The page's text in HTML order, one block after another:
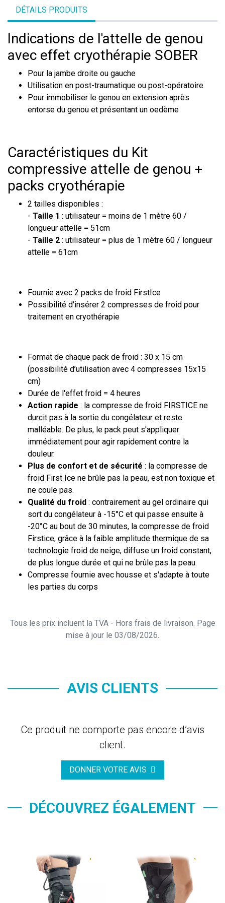
DÉTAILS PRODUITS
Indications de l'attelle de genou
avec effet cryothérapie SOBER
Pour la jambe droite ou gauche
Utilisation en post-traumatique ou post-opératoire
Pour immobiliser le genou en extension après
entorse du genou et présentant un oedème
Caractéristiques du Kit
compressive attelle de genou +
packs cryothérapie
2 tailles disponibles :
- Taille 1 : utilisateur = moins de 1 mètre 60 /
longueur attelle = 51cm
- Taille 2 : utilisateur = plus de 1 mètre 60 / longueur
attelle = 61cm
Fournie avec 2 packs de froid FirstIce
Possibilité d'insérer 2 compresses de froid pour
traitement en cryothérapie
Format de chaque pack de froid : 30 x 15 cm
(possibilité d’utilisation avec 4 compresses 15x15
cm)
Durée de l'effet froid = 4 heures
Action rapide : la compresse de froid FIRSTICE ne
durcit pas à la sortie du congélateur et reste
malléable. De plus, le pack peut s'appliquer
immédiatement pour agir rapidement contre la
douleur.
Plus de confort et de sécurité : la compresse de
froid First Ice ne brûle pas la peau, est non toxique et
ne coule pas.
Qualité du froid : contrairement au gel ordinaire qui
sort du congélateur à -15°C et qui passe ensuite à
-20°C au bout de 30 minutes, la compresse de froid
Firstice, grâce à la faible amplitude thermique de sa
technologie froid de neige, diffuse un froid constant,
de plus longue durée et qui ne brûle pas la peau.
Compresse fournie avec housse et s'adapte à toute
les parties du corps
Tous les prix incluent la TVA - Hors frais de livraison. Page
mise à jour le 03/08/2026.
AVIS CLIENTS
Ce produit ne comporte pas encore d’avis
client.
DONNER VOTRE AVIS
DÉCOUVREZ ÉGALEMENT